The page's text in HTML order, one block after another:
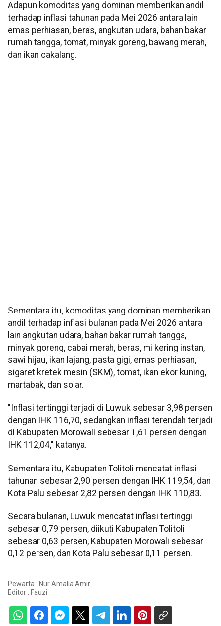
Adapun komoditas yang dominan memberikan andil
terhadap inflasi tahunan pada Mei 2026 antara lain
emas perhiasan, beras, angkutan udara, bahan bakar
rumah tangga, tomat, minyak goreng, bawang merah,
dan ikan cakalang.
Sementara itu, komoditas yang dominan memberikan
andil terhadap inflasi bulanan pada Mei 2026 antara
lain angkutan udara, bahan bakar rumah tangga,
minyak goreng, cabai merah, beras, mi kering instan,
sawi hijau, ikan lajang, pasta gigi, emas perhiasan,
sigaret kretek mesin (SKM), tomat, ikan ekor kuning,
martabak, dan solar.
"Inflasi tertinggi terjadi di Luwuk sebesar 3,98 persen
dengan IHK 116,70, sedangkan inflasi terendah terjadi
di Kabupaten Morowali sebesar 1,61 persen dengan
IHK 112,04," katanya.
Sementara itu, Kabupaten Tolitoli mencatat inflasi
tahunan sebesar 2,90 persen dengan IHK 119,54, dan
Kota Palu sebesar 2,82 persen dengan IHK 110,83.
Secara bulanan, Luwuk mencatat inflasi tertinggi
sebesar 0,79 persen, diikuti Kabupaten Tolitoli
sebesar 0,63 persen, Kabupaten Morowali sebesar
0,12 persen, dan Kota Palu sebesar 0,11 persen.
Pewarta : Nur Amalia Amir
Editor : Fauzi